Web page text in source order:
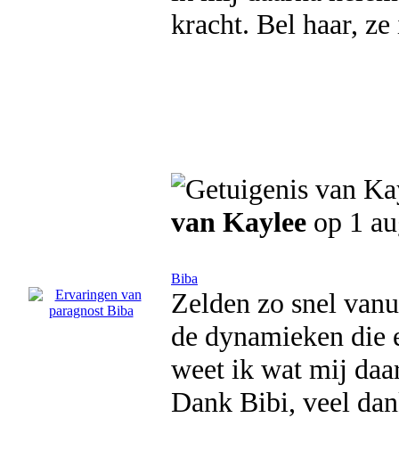
kracht. Bel haar,
van Kaylee op 1
Biba
Zelden zo snel
de dynamieken
weet ik wat mij
Dank Bibi, veel